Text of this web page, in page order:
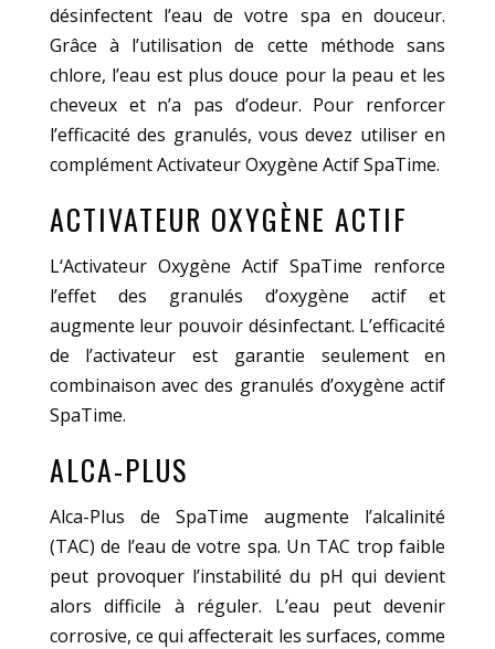
désinfectent l’eau de votre spa en douceur.
Grâce à l’utilisation de cette méthode sans
chlore, l’eau est plus douce pour la peau et les
cheveux et n’a pas d’odeur. Pour renforcer
l’efficacité des granulés, vous devez utiliser en
complément Activateur Oxygène Actif SpaTime.
ACTIVATEUR OXYGÈNE ACTIF
L‘Activateur Oxygène Actif SpaTime renforce
l’effet des granulés d’oxygène actif et
augmente leur pouvoir désinfectant. L’efficacité
de l’activateur est garantie seulement en
combinaison avec des granulés d’oxygène actif
SpaTime.
ALCA-PLUS
Alca-Plus de SpaTime augmente l’alcalinité
(TAC) de l’eau de votre spa. Un TAC trop faible
peut provoquer l’instabilité du pH qui devient
alors difficile à réguler. L’eau peut devenir
corrosive, ce qui affecterait les surfaces, comme